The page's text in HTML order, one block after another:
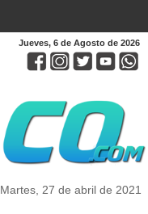
Jueves, 6 de Agosto de 2026
Martes, 27 de abril de 2021